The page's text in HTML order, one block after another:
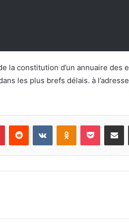
la constitution d’un annuaire
les plus brefs délais. à
PinterestReddit VKontakteOdnoklassniki
Pocket